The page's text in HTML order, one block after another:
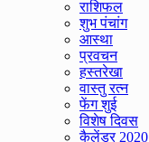
राशिफल
शुभ पंचांग
आस्था
प्रवचन
हस्तरेखा
वास्तु रत्न
फेंग शुई
विशेष दिवस
कैलेंडर 2020